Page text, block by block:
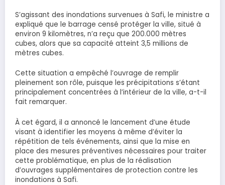
S’agissant des inondations survenues à Safi, le ministre a
expliqué que le barrage censé protéger la ville, situé à
environ 9 kilomètres, n’a reçu que 200.000 mètres
cubes, alors que sa capacité atteint 3,5 millions de
mètres cubes.
Cette situation a empêché l’ouvrage de remplir
pleinement son rôle, puisque les précipitations s’étant
principalement concentrées à l’intérieur de la ville, a-t-il
fait remarquer.
À cet égard, il a annoncé le lancement d’une étude
visant à identifier les moyens à même d’éviter la
répétition de tels événements, ainsi que la mise en
place des mesures préventives nécessaires pour traiter
cette problématique, en plus de la réalisation
d’ouvrages supplémentaires de protection contre les
inondations à Safi.